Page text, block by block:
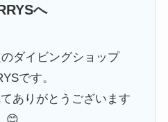
へ
ダイビングショップ
です。
ありがとうございます
😊